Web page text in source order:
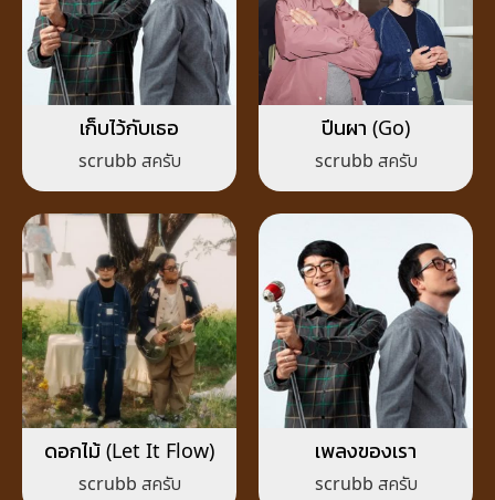
เก็บไว้กับเธอ
scrubb สครับ
ปีนผา (Go)
scrubb สครับ
ดอกไม้ (Let It Flow)
scrubb สครับ
เพลงของเรา
scrubb สครับ